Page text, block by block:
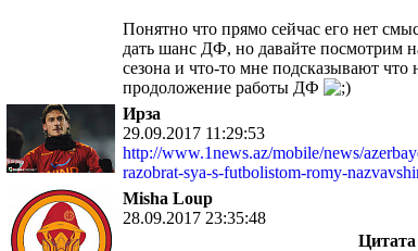
Понятно что прямо сейчас его нет
дать шанс ДФ, но давайте посмотрим
сезона и что-то мне подсказывают что
продоложение работы ДФ
Ирза
29.09.2017 11:29:53
http://www.1news.az/mobile/news/
razobrat-sya-s-futbolistom-romy-
Misha Loup
28.09.2017 23:35:48
Цитата